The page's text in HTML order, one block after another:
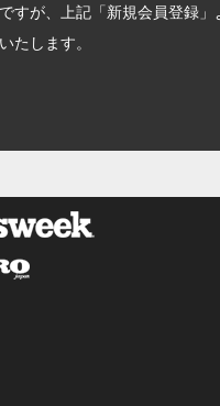
すが、上記「新規会員登録
たします。